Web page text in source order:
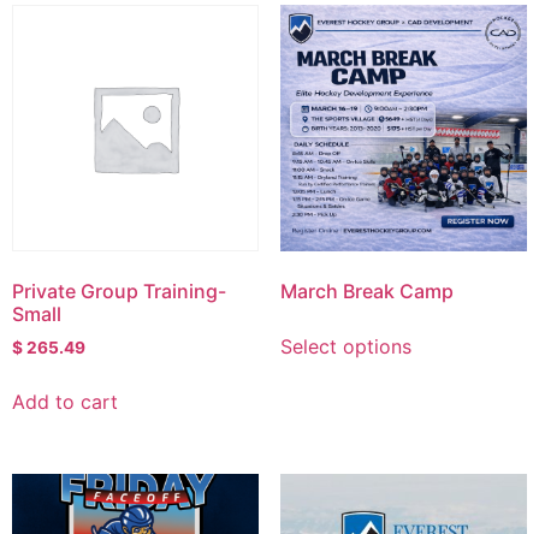
Private Group Training-
Small
$265.49
Add to cart
March Break Camp
Select options